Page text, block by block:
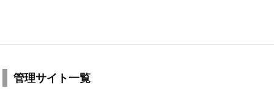
管理サイト一覧